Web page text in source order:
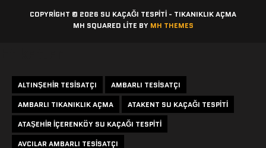
COPYRIGHT © 2026 SU KAÇAĞI TESPITI - TIKANIKLIK AÇMA
MH SQUARED LITE BY MH THEMES
ALTINŞEHIR TESISATÇI
AMBARLI TESISATÇI
AMBARLI TIKANIKLIK AÇMA
ATAKENT SU KAÇAĞI TESPITI
ATAŞEHIR IÇERENKÖY SU KAÇAĞI TESPITI
AVCILAR AMBARLI TESISATÇI